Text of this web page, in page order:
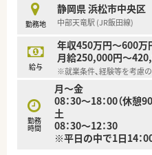
＼＼こんな会社です／／
■2001年9月設立後、グル
います。
■静岡県浜松市を中心に
も拡大していく予定です！
■社長は「みんなで創り、
従業員と社長の距離が近
す！
＼＼店舗詳細／／
■約1200品目の備蓄医薬
勤務地
静岡県 浜松市中央区
中部天竜駅 (JR飯田線)
給与
年収450万円～600万
月給250,000円～
※就業条件、経験等を考慮の
勤務
時間
月～金
08：30～18：00（休憩90
土
08：30～12：30
※平日の中で1日14：